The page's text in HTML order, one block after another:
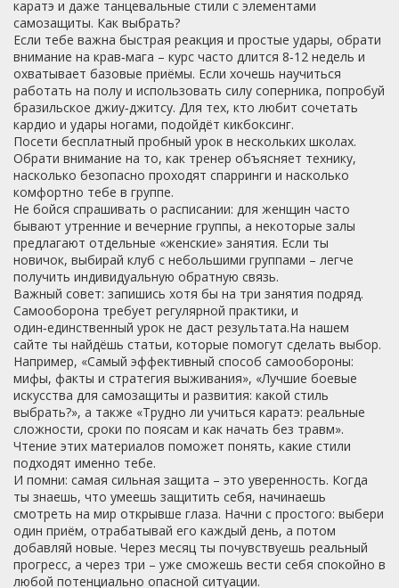
каратэ и даже танцевальные стили с элементами
самозащиты. Как выбрать?
Если тебе важна быстрая реакция и простые удары, обрати
внимание на крав‑мага – курс часто длится 8‑12 недель и
охватывает базовые приёмы. Если хочешь научиться
работать на полу и использовать силу соперника, попробуй
бразильское джиу‑джитсу. Для тех, кто любит сочетать
кардио и удары ногами, подойдёт кикбоксинг.
Посети бесплатный пробный урок в нескольких школах.
Обрати внимание на то, как тренер объясняет технику,
насколько безопасно проходят спарринги и насколько
комфортно тебе в группе.
Не бойся спрашивать о расписании: для женщин часто
бывают утренние и вечерние группы, а некоторые залы
предлагают отдельные «женские» занятия. Если ты
новичок, выбирай клуб с небольшими группами – легче
получить индивидуальную обратную связь.
Важный совет: запишись хотя бы на три занятия подряд.
Самооборона требует регулярной практики, и
один‑единственный урок не даст результата.На нашем
сайте ты найдёшь статьи, которые помогут сделать выбор.
Например, «Самый эффективный способ самообороны:
мифы, факты и стратегия выживания», «Лучшие боевые
искусства для самозащиты и развития: какой стиль
выбрать?», а также «Трудно ли учиться каратэ: реальные
сложности, сроки по поясам и как начать без травм».
Чтение этих материалов поможет понять, какие стили
подходят именно тебе.
И помни: самая сильная защита – это уверенность. Когда
ты знаешь, что умеешь защитить себя, начинаешь
смотреть на мир открывше глаза. Начни с простого: выбери
один приём, отрабатывай его каждый день, а потом
добавляй новые. Через месяц ты почувствуешь реальный
прогресс, а через три – уже сможешь вести себя спокойно в
любой потенциально опасной ситуации.